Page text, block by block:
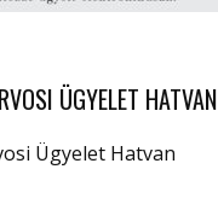
ÜGYELET HATVAN
Ügyelet Hatvan